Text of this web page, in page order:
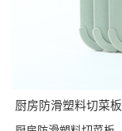
厨房防滑塑料切菜